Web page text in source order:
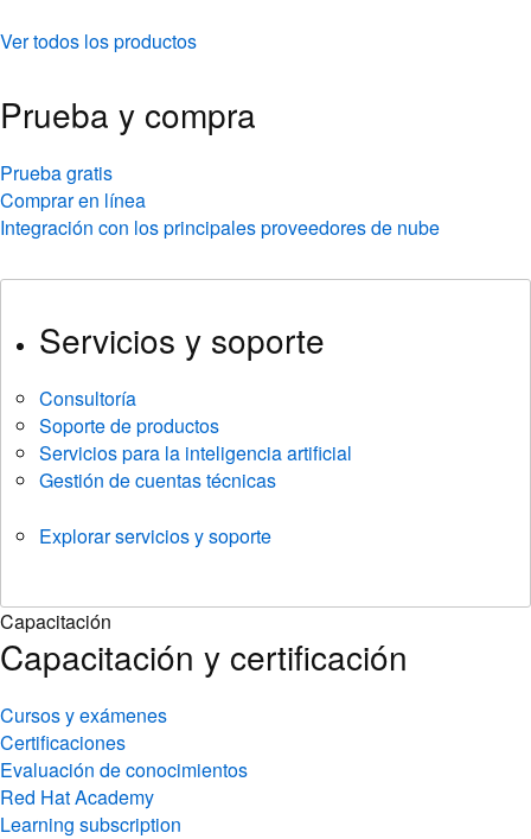
Ver todos los productos
Prueba y compra
Prueba gratis
Comprar en línea
Integración con los principales proveedores de nube
Servicios y soporte
Consultoría
Soporte de productos
Servicios para la inteligencia artificial
Gestión de cuentas técnicas
Explorar servicios y soporte
Capacitación
Capacitación y certificación
Cursos y exámenes
Certificaciones
Evaluación de conocimientos
Red Hat Academy
Learning subscription